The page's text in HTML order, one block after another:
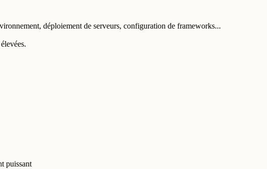
déploiement de serveurs, configuration de frameworks...
puissant